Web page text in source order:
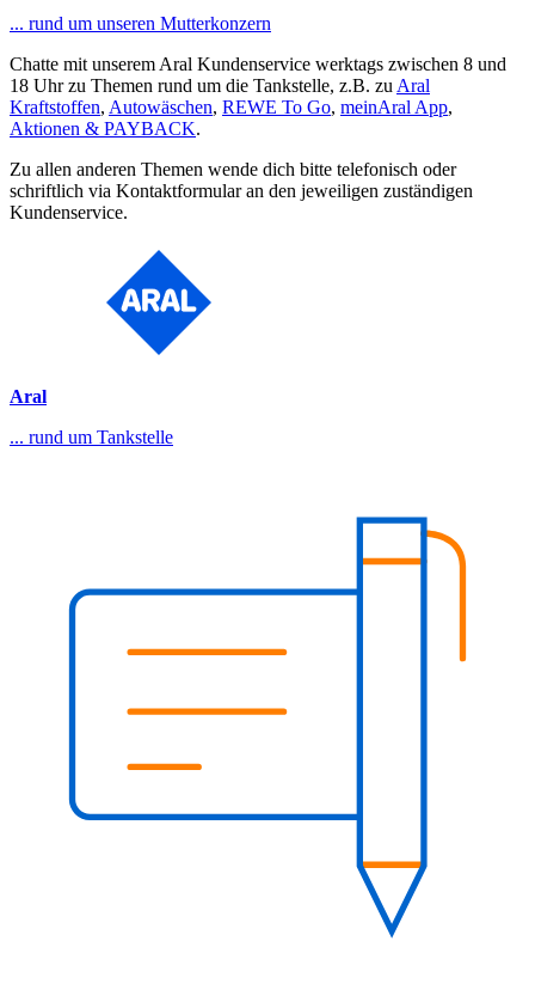
... rund um unseren Mutterkonzern
Chatte mit unserem Aral Kundenservice werktags zwischen 8 und
18 Uhr zu Themen rund um die Tankstelle, z.B. zu Aral
Kraftstoffen, Autowäschen, REWE To Go, meinAral App,
Aktionen & PAYBACK.
Zu allen anderen Themen wende dich bitte telefonisch oder
schriftlich via Kontaktformular an den jeweiligen zuständigen
Kundenservice.
Aral
... rund um Tankstelle